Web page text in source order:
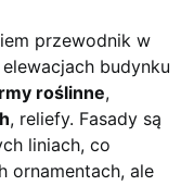
przewodnik w
budynku
roślinne,
, reliefy. Fasady są
liniach, co
ornamentach, ale